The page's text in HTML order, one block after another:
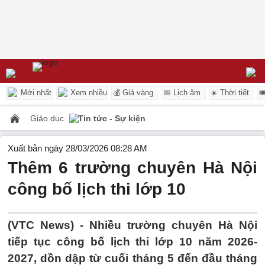
Mới nhất Xem nhiều 💰 Giá vàng 📅 Lịch âm ☀️ Thời tiết
Giáo dục Tin tức - Sự kiện
Xuất bản ngày 28/03/2026 08:28 AM
Thêm 6 trường chuyên Hà Nội
công bố lịch thi lớp 10
(VTC News) - Nhiều trường chuyên Hà Nội
tiếp tục công bố lịch thi lớp 10 năm 2026-
2027, dồn dập từ cuối tháng 5 đến đầu tháng